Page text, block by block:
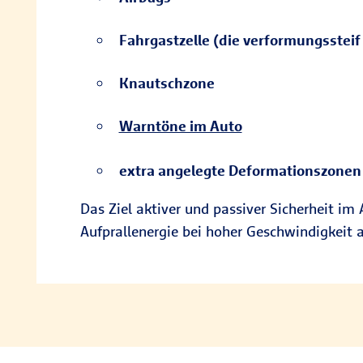
Fahrgastzelle (die
Knautschzone
Warntöne im Auto
extra angelegte
Das Ziel aktiver und passiver Sicherheit im
Aufprallenergie bei hoher Geschwindigkeit